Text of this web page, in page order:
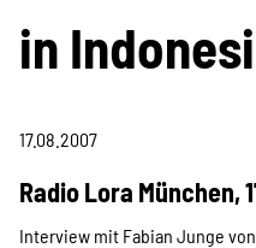
in
17.08.2007
Radio Lora München,
Interview mit Fabian Junge